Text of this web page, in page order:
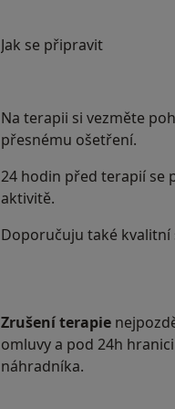
Jak se připravit
Na terapii si vezměte
přesnému ošetření.
24 hodin před terapií se
aktivitě.
Doporučuju také kvalitní
Zrušení terapie
omluvy a pod 24h
náhradníka.